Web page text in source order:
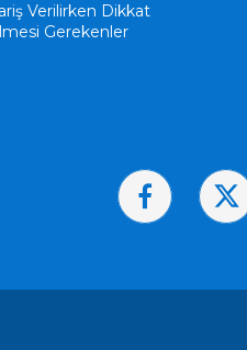
Verilirken Dikkat
Gerekenler